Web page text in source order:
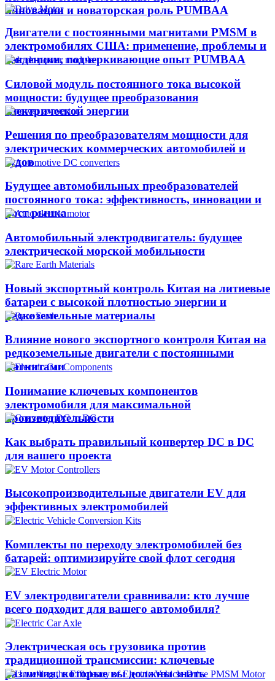
инновации и новаторская роль PUMBAA
Двигатели с постоянными магнитами PMSM в
электромобилях США: применение, проблемы и
тенденции, подчеркивающие опыт PUMBAA​
Силовой модуль постоянного тока высокой
мощности: будущее преобразования
электрической энергии
Решения по преобразователям мощности для
электрических коммерческих автомобилей и
судов
Будущее автомобильных преобразователей
постоянного тока: эффективность, инновации и
рост рынка
Автомобильный электродвигатель: будущее
электрической морской мобильности
Новый экспортный контроль Китая на литиевые
батареи с высокой плотностью энергии и
редкоземельные материалы
Влияние нового экспортного контроля Китая на
редкоземельные двигатели с постоянными
магнитами
Понимание ключевых компонентов
электромобиля для максимальной
производительности
Как выбрать правильный конвертер DC в DC
для вашего проекта
Высокопроизводительные двигатели EV для
эффективных электромобилей
Комплекты по переходу электромобилей без
батарей: оптимизируйте свой флот сегодня
EV электродвигатели сравнивали: кто лучше
всего подходит для вашего автомобиля?
Электрическая ось грузовика против
традиционной трансмиссии: ключевые
различия, которые вы должны знать